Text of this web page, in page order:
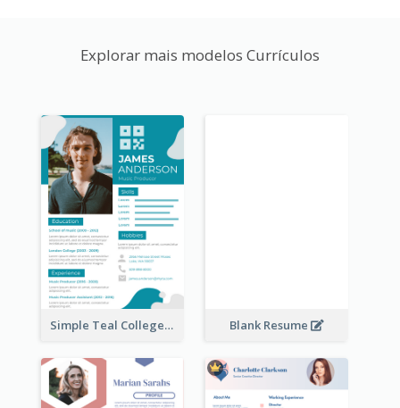
Explorar mais modelos Currículos
Simple Teal College Student Resume Blank Resume